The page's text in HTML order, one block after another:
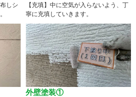
しシ
【充填】中に空気が入らないよう、丁
寧に充填していきます。
外壁塗装①